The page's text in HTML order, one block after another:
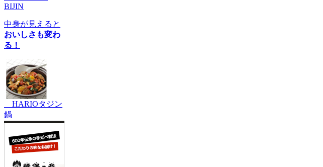
BIJIN
中身が見えると
おいしさも変わ
る！
HARIOタジン
鍋